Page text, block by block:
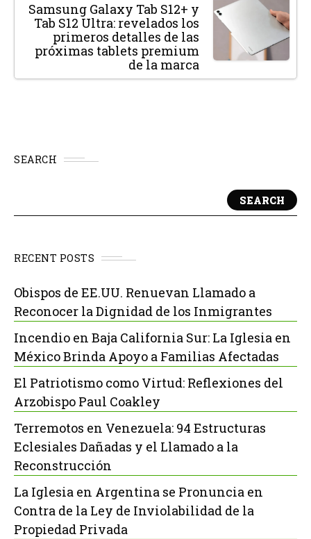
Samsung Galaxy Tab S12+ y
Tab S12 Ultra: revelados los
primeros detalles de las
próximas tablets premium
de la marca
SEARCH
SEARCH
RECENT POSTS
Obispos de EE.UU. Renuevan Llamado a
Reconocer la Dignidad de los Inmigrantes
Incendio en Baja California Sur: La Iglesia en
México Brinda Apoyo a Familias Afectadas
El Patriotismo como Virtud: Reflexiones del
Arzobispo Paul Coakley
Terremotos en Venezuela: 94 Estructuras
Eclesiales Dañadas y el Llamado a la
Reconstrucción
La Iglesia en Argentina se Pronuncia en
Contra de la Ley de Inviolabilidad de la
Propiedad Privada